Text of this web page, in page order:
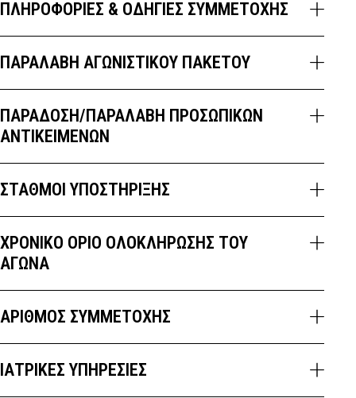
ΠΛΗΡΟΦΟΡΙΕΣ & ΟΔΗΓΙΕΣ ΣΥΜΜΕΤΟΧΗΣ
ΠΑΡΑΛΑΒΉ ΑΓΩΝΙΣΤΙΚΟΎ ΠΑΚΈΤΟΥ
ΠΑΡΆΔΟΣΗ/ΠΑΡΑΛΑΒΉ ΠΡΟΣΩΠΙΚΏΝ
ΑΝΤΙΚΕΙΜΈΝΩΝ
ΣΤΑΘΜΟΙ ΥΠΟΣΤΗΡΙΞΗΣ
ΧΡΟΝΙΚΌ ΌΡΙΟ ΟΛΟΚΛΉΡΩΣΗΣ ΤΟΥ
ΑΓΏΝΑ
ΑΡΙΘΜΌΣ ΣΥΜΜΕΤΟΧΉΣ
ΙΑΤΡΙΚΈΣ ΥΠΗΡΕΣΊΕΣ